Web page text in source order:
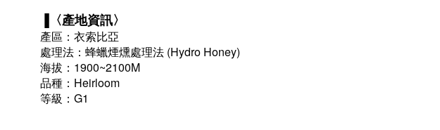
▐〈產地資訊〉
產區：衣索比亞
處理法：蜂蠟煙燻處理法 (Hydro Honey)
海拔：1900~2100M
品種：Heirloom
等級：G1